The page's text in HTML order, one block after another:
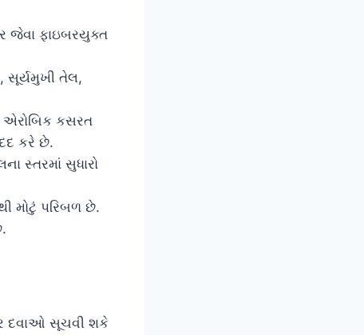
જેવા ફાઇબરયુક્ત
સૂર્યમુખી તેલ,
એરોબિક કસરત
કરે છે.
સ્તરમાં સુધારો
મોટું પરિબળ છે.
દવાઓ સૂચવી શકે